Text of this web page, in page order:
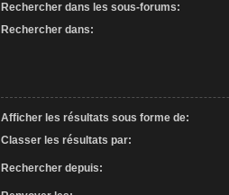
Rechercher dans les sous-forums:
Rechercher dans:
Afficher les résultats sous forme de:
Classer les résultats par:
Rechercher depuis: